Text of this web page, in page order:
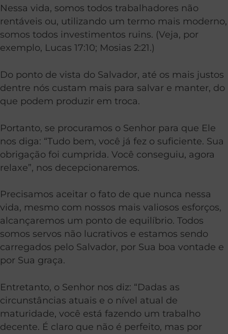
Nessa vida, somos todos trabalhadores não
rentáveis ​​ou, utilizando um termo mais moderno,
somos todos investimentos ruins. (Veja, por
exemplo, Lucas 17:10; Mosias 2:21.)
Do ponto de vista do Salvador, até os mais justos
dentre nós custam mais para salvar e manter, do
que podem produzir em troca.
Portanto, se procuramos o Senhor para que Ele
nos diga: “Tudo bem, você já fez o suficiente. Sua
obrigação foi cumprida. Você conseguiu, agora
relaxe”, nos decepcionaremos.
Precisamos aceitar o fato de que nunca nessa
vida, mesmo com nossos mais valiosos esforços,
alcançaremos um ponto de equilíbrio. Todos
somos servos não lucrativos e estamos sendo
carregados pelo Salvador, por Sua boa vontade e
por Sua graça.
Entretanto, o Senhor nos diz: “Dadas as
circunstâncias atuais e o nível atual de
maturidade, você está fazendo um trabalho
decente. É claro que não é perfeito, mas por